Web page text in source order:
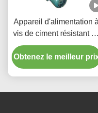
Appareil d'alimentation à
vis de ciment résistant au
feu sur mesure pour
l'industrie chimique et le
transport des céréales
Obtenez le meilleur